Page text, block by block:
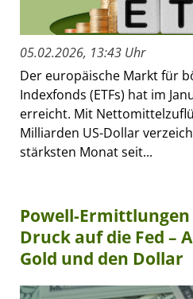
05.02.2026, 13:43 Uhr
Der europäische Markt für
Indexfonds (ETFs) hat im
erreicht. Mit
Milliarden US-Dollar
stärksten Monat seit...
Powell-
Druck auf die Fed –
Gold und den Dollar